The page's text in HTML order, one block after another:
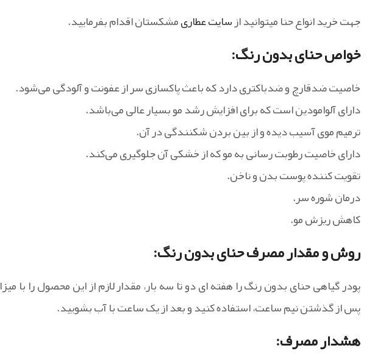
جهت خرید انواع حنا میتوانید ازسایت عطاریمشکستان اقدام بفرمایید.
خواص حنای بدون رنگ:
خاصیت ضدقارچ و ضدباکتری دارد که باعث پاکسازی سر از عفونت و آلودگی می‌شود.
دارای آلوامودین است که برای افزایش رشد مو بسیار عالی می‌باشد.
ترمیم موی آسیب دیده و از بین بردن شکنندگی در آن‌.
دارای خاصیت رطوبت رسانی به مو که از خشکی آن جلوگیری می‌کند.
تقویت کننده پوست بدن و ناخن.
درمان شوره سر.
کاهش ریزش مو.
روش و مقدار مصرف حنای بدون رنگ:
پودر گیاهی حنای بدون رنگ را هفته ای دو تا سه بار، مقدار لازم از این محصول را با
پس از گذشتن نیم ساعت، استفاده کنید و بعد از یک ساعت با آب بشویید.
هشدار مصرف: